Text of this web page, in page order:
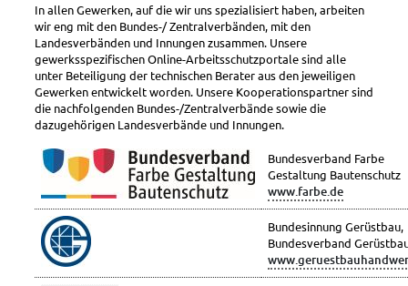
Arbeitsschutzbetreuung
Beurteilung psych. Belastungen mit DEMANDU
Schulungen
Basik-Pro
White Label – Ihr Firmenportal als externe Beratung
Arbeitsschutzsiegel
Preisübersicht weitere Leistungen
über uns
Team
Partner
In allen Gewerken, auf die wir uns spezialisiert haben, arbeiten
wir eng mit den Bundes-/ Zentralverbänden, mit den
Landesverbänden und Innungen zusammen. Unsere
gewerksspezifischen Online-Arbeitsschutzportale sind alle
unter Beteiligung der technischen Berater aus den jeweiligen
Gewerken entwickelt worden. Unsere Kooperationspartner sind
die nachfolgenden Bundes-/Zentralverbände sowie die
dazugehörigen Landesverbände und Innungen.
Bundesverband Farbe
Gestaltung Bautenschutz
www.farbe.de
Bundesinnung Gerüstbau,
Bundesverband